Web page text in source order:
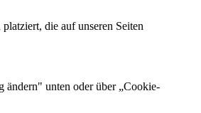
die auf unseren Seiten
unten oder über „Cookie-